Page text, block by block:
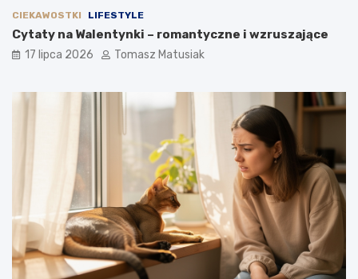
CIEKAWOSTKI LIFESTYLE
Cytaty na Walentynki – romantyczne i wzruszające
17 lipca 2026 Tomasz Matusiak